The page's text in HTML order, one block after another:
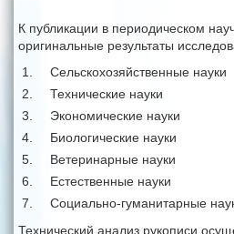
К публикации в периодическом
оригинальные результаты
Сельскохозяйственные науки
Технические науки
Экономические науки
Биологические науки
Ветеринарные науки
Естественные науки
Социально-гуманитарные
Технический анализ рукописи